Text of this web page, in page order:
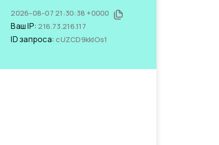
2026-08-07 21:30:38 +0000
Ваш IP:216.73.216.117
ID запроса:cUZCD9kklOs1